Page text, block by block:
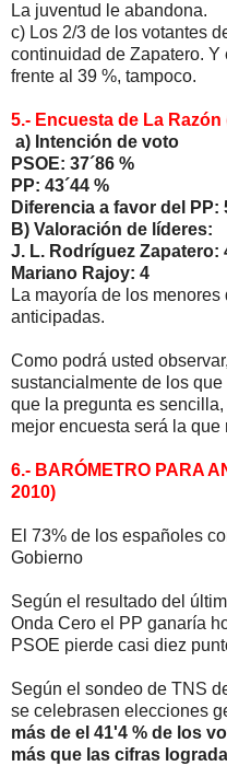
La juventud le abandona.
c) Los 2/3 de los votantes
continuidad de Zapatero.
frente al 39 %, tampoco.
5.- Encuesta de La
a) Intención de voto
PSOE: 37´86 %
PP: 43´44 %
Diferencia a favor del PP:
B) Valoración de líderes:
J. L. Rodríguez Zapatero:
Mariano Rajoy: 4
La mayoría de los
anticipadas.
Como podrá usted
sustancialmente de los
que la pregunta es sencilla,
mejor encuesta será la que
6.- BARÓMETRO PARA
2010)
El 73% de los españoles
Gobierno
Según el resultado del
Onda Cero el PP ganaría
PSOE pierde casi diez
Según el sondeo de TNS
se celebrasen elecciones
más de el 41'4 % de los
más que las cifras